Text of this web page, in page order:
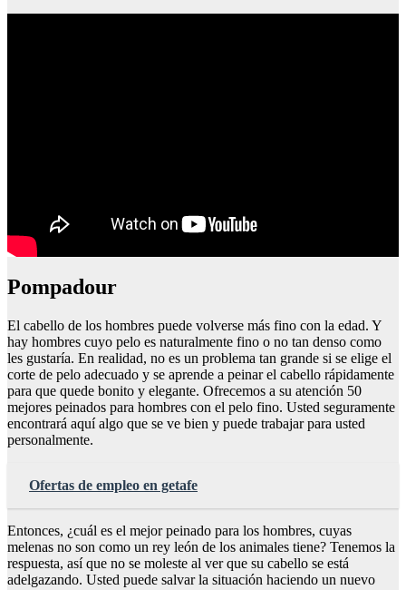
Pompadour
El cabello de los hombres puede volverse más fino con la edad. Y
hay hombres cuyo pelo es naturalmente fino o no tan denso como
les gustaría. En realidad, no es un problema tan grande si se elige el
corte de pelo adecuado y se aprende a peinar el cabello rápidamente
para que quede bonito y elegante. Ofrecemos a su atención 50
mejores peinados para hombres con el pelo fino. Usted seguramente
encontrará aquí algo que se ve bien y puede trabajar para usted
personalmente.
Ofertas de empleo en getafe
Entonces, ¿cuál es el mejor peinado para los hombres, cuyas
melenas no son como un rey león de los animales tiene? Tenemos la
respuesta, así que no se moleste al ver que su cabello se está
adelgazando. Usted puede salvar la situación haciendo un nuevo